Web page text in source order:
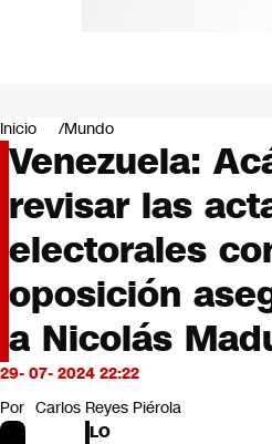
Negocios
Deportes
Programas completos
Cultura
Servicios
Bits
CNN tiempo
Futuro 360
Opinión
Inicio Mundo
Venezuela:
revisar las
electorales
oposición
a Nicolás
29- 07- 2024 22:22
Por Carlos Reyes Piérola
LO